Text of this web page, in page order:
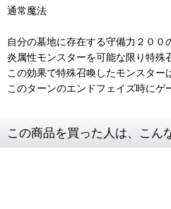
通常魔法
自分の墓地に存在する守備力２００
炎属性モンスターを可能な限り特殊
この効果で特殊召喚したモンスター
このターンのエンドフェイズ時にゲ
この商品を買った人は、こん